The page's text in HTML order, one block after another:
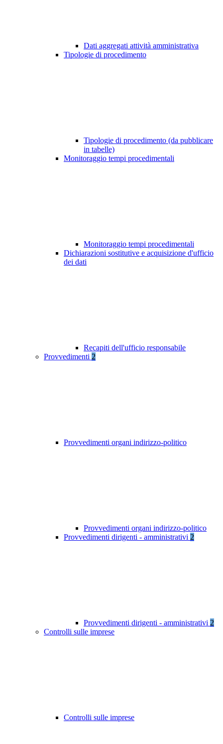
Dati aggregati attività amministrativa
Tipologie di procedimento
Tipologie di procedimento (da pubblicare
in tabelle)
Monitoraggio tempi procedimentali
Monitoraggio tempi procedimentali
Dichiarazioni sostitutive e acquisizione d'ufficio
dei dati
Recapiti dell'ufficio responsabile
Provvedimenti 2
Provvedimenti organi indirizzo-politico
Provvedimenti organi indirizzo-politico
Provvedimenti dirigenti - amministrativi 2
Provvedimenti dirigenti - amministrativi 2
Controlli sulle imprese
Controlli sulle imprese